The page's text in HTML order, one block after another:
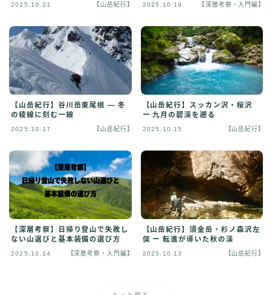
2025.10.21 【山岳紀行】 2025.10.19 【深層考察・入門編】
【山岳紀行】谷川岳東尾根 ― 冬
の稜線に刻む一線
2025.10.17 【山岳紀行】
【山岳紀行】スッカン沢・桜沢
ー 九月の碧渓を遡る
2025.10.15 【山岳紀行】
【深層考察】日帰り登山で失敗し
ない山選びと基本装備の選び方
2025.10.14 【深層考察・入門編】
【山岳紀行】須金岳・杉ノ森沢左
俣 ー 転進が導いた秋の渓
2025.10.13 【山岳紀行】